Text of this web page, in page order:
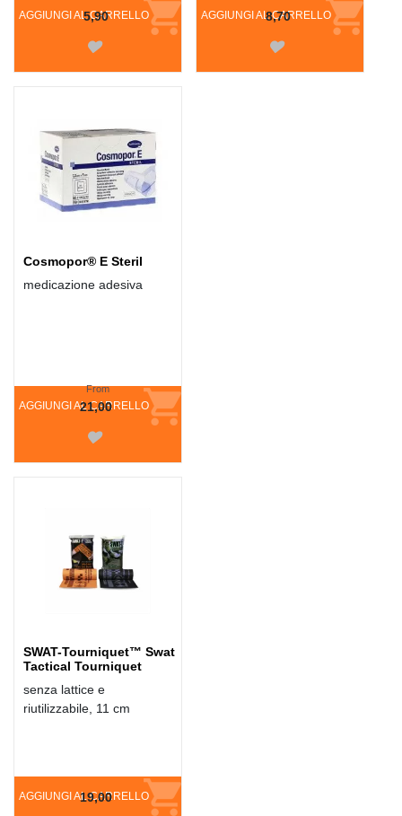
AGGIUNGI AL CARRELLO
5,90 AGGIUNGI AL CARRELLO
8,70
Cosmopor® E Steril
medicazione adesiva
AGGIUNGI AL CARRELLO
From
21,00
SWAT-Tourniquet™ Swat
Tactical Tourniquet
senza lattice e
riutilizzabile, 11 cm
AGGIUNGI AL CARRELLO
19,00